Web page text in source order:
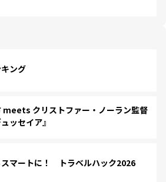
ング
meets クリストファー・ノーラン監督
ッセイア』
マートに！ トラベルハック2026